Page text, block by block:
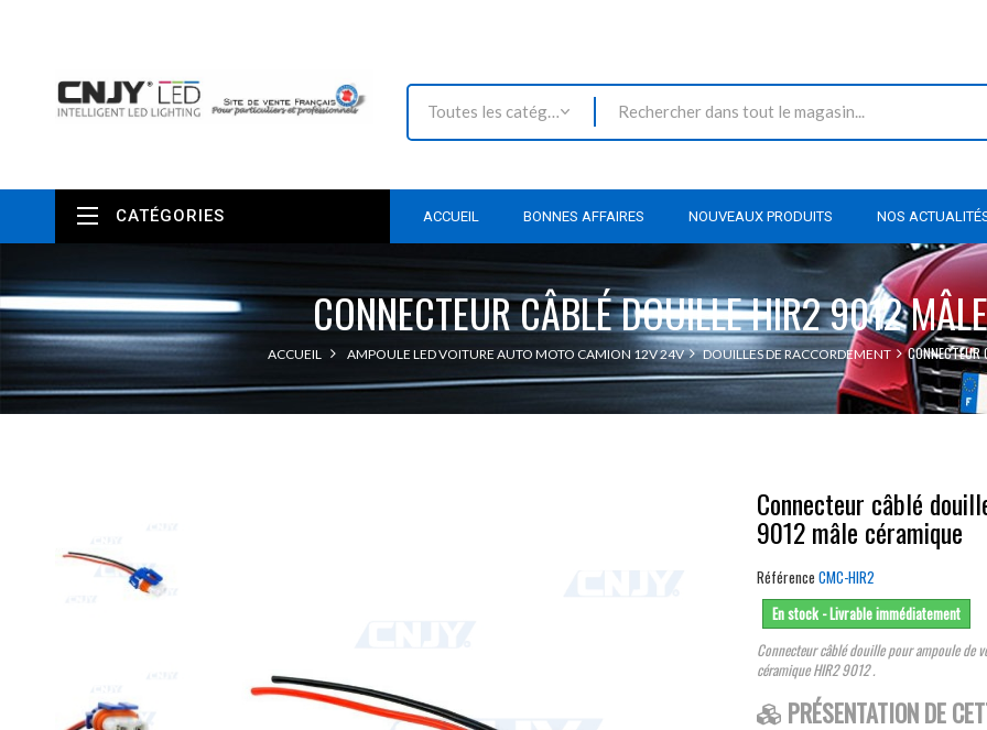
Toutes les catégories
ACCUEIL BONNES AFFAIRES NOUVEAUX PRODUITS NOS
CATÉGORIES
CONNECTEUR CÂBLÉ DOUILLE HIR2 9012
ACCUEIL AMPOULE LED VOITURE AUTO MOTO CAMION 12V 24V DOUILLES DE RACCORDEMENT CONNECTEUR
Connecteur câblé
9012 mâle céramique
Référence CMC-HIR2
En stock - Livrable immédiatement
Connecteur câblé douille pour ampoule de
céramique HIR2 9012 .
PRÉSENTATION DE